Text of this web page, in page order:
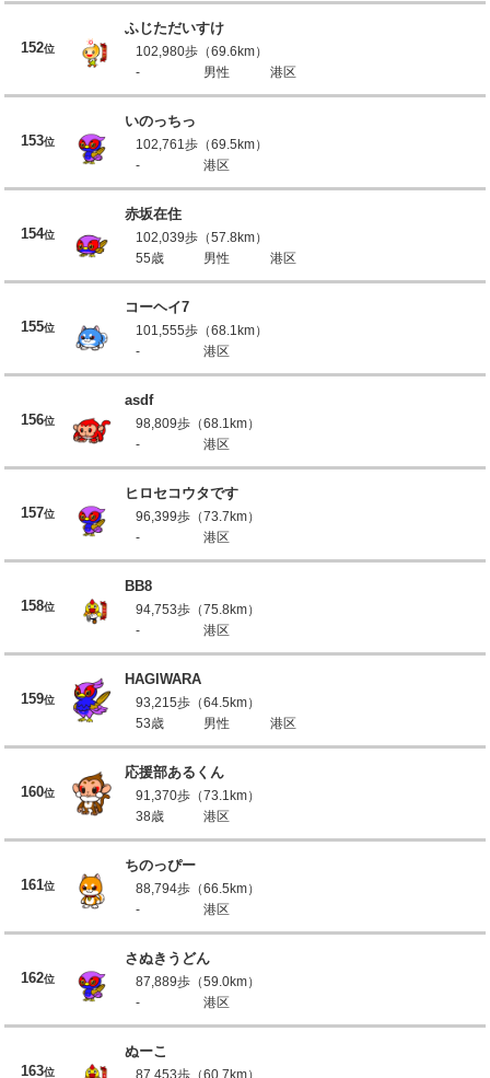
152位
ふじただいすけ
102,980歩（69.6km）
-
男性 港区
153位
いのっちっ
102,761歩（69.5km）
-
港区
154位
赤坂在住
102,039歩（57.8km）
55歳
男性 港区
155位
コーヘイ7
101,555歩（68.1km）
-
港区
156位
asdf
98,809歩（68.1km）
-
港区
157位
ヒロセコウタです
96,399歩（73.7km）
-
港区
158位
BB8
94,753歩（75.8km）
-
港区
159位
HAGIWARA
93,215歩（64.5km）
53歳
男性 港区
160位
応援部あるくん
91,370歩（73.1km）
38歳
港区
161位
ちのっぴー
88,794歩（66.5km）
-
港区
162位
さぬきうどん
87,889歩（59.0km）
-
港区
163位
ぬーこ
87,453歩（60.7km）